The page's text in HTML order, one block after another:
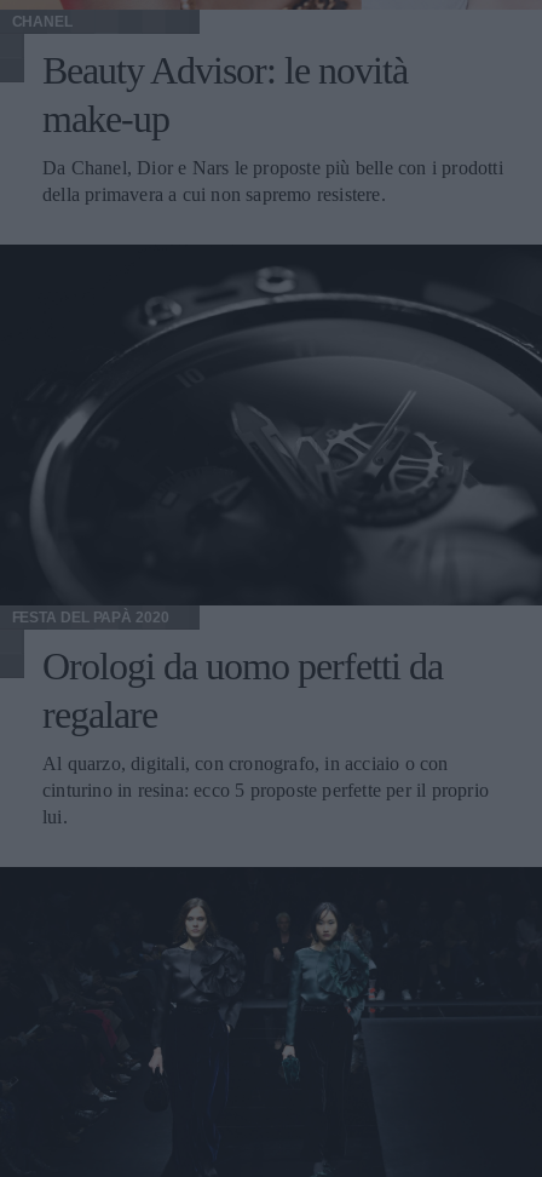
CHANEL
Beauty Advisor: le novità
make-up
Da Chanel, Dior e Nars le proposte più belle con i prodotti
della primavera a cui non sapremo resistere.
FESTA DEL PAPÀ 2020
Orologi da uomo perfetti da
regalare
Al quarzo, digitali, con cronografo, in acciaio o con
cinturino in resina: ecco 5 proposte perfette per il proprio
lui.